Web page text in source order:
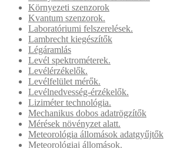
Környezeti szenzorok
Kvantum szenzorok.
Laboratóriumi felszerelések.
Lambrecht kiegészítők
Légáramlás
Levél spektrométerek.
Levélérzékelők.
Levélfelület mérők.
Levélnedvesség-érzékelők.
Liziméter technológia.
Mechanikus dobos adatrögzítők
Mérések növényzet alatt.
Meteorológia állomások adatgyűjtők
Meteorológiai állomások.